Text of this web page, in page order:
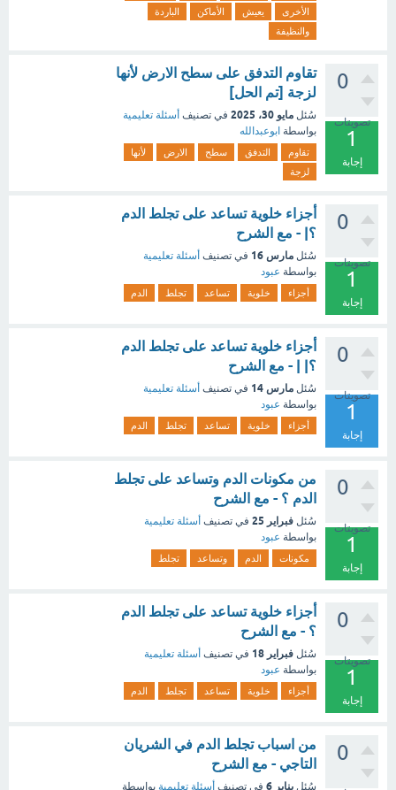
الأخرى
يعيش الأماكن
الباردة
والنظيفة
0
تصويتات
1
إجابة
تقاوم التدفق على سطح الارض لأنها
لزجة [تم الحل]
سُئل مايو 30، 2025 في تصنيف أسئلة تعليمية
بواسطة ابوعبدالله
تقاوم التدفق سطح الارض
لأنها
لزجة
0
تصويتات
1
إجابة
أجزاء خلوية تساعد على تجلط الدم
؟| - مع الشرح
سُئل مارس 16 في تصنيف أسئلة تعليمية
بواسطة عبود
أجزاء خلوية تساعد تجلط الدم
0
تصويتات
1
إجابة
أجزاء خلوية تساعد على تجلط الدم
؟| | - مع الشرح
سُئل مارس 14 في تصنيف أسئلة تعليمية
بواسطة عبود
أجزاء خلوية تساعد تجلط الدم
0
تصويتات
1
إجابة
من مكونات الدم وتساعد على تجلط
الدم ؟ - مع الشرح
سُئل فبراير 25 في تصنيف أسئلة تعليمية
بواسطة عبود
مكونات الدم وتساعد تجلط
0
تصويتات
1
إجابة
أجزاء خلوية تساعد على تجلط الدم
؟ - مع الشرح
سُئل فبراير 18 في تصنيف أسئلة تعليمية
بواسطة عبود
أجزاء خلوية تساعد تجلط الدم
0
من اسباب تجلط الدم في الشريان
التاجي - مع الشرح
سُئل يناير 6 في تصنيف أسئلة تعليمية بواسطة